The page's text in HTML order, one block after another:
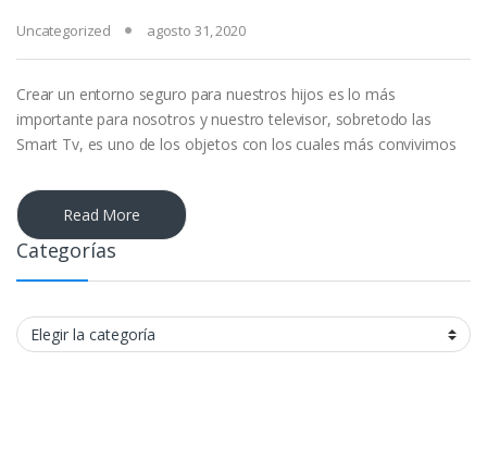
Uncategorized agosto 31, 2020
Crear un entorno seguro para nuestros hijos es lo más
importante para nosotros y nuestro televisor, sobretodo las
Smart Tv, es uno de los objetos con los cuales más convivimos
Read More
Categorías
Categorías